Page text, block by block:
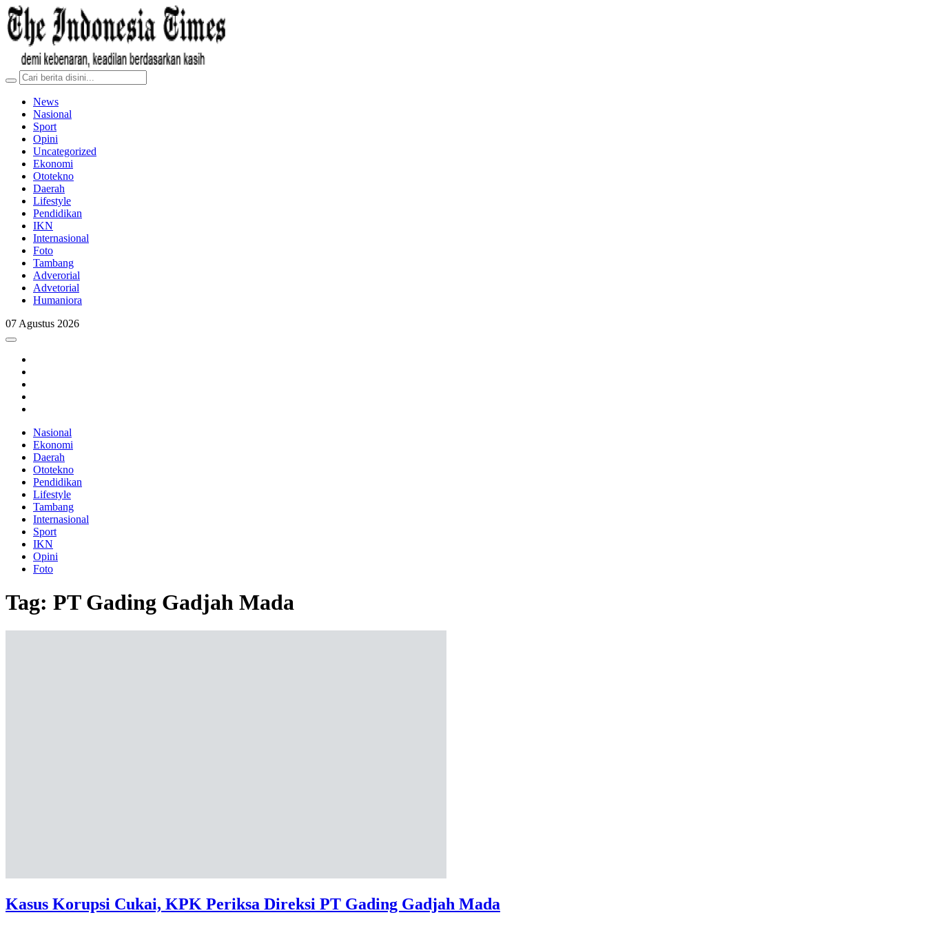
News
Nasional
Sport
Opini
Uncategorized
Ekonomi
Ototekno
Daerah
Lifestyle
Pendidikan
IKN
Internasional
Foto
Tambang
Adverorial
Advetorial
Humaniora
07 Agustus 2026
Nasional
Ekonomi
Daerah
Ototekno
Pendidikan
Lifestyle
Tambang
Internasional
Sport
IKN
Opini
Foto
Tag: PT Gading Gadjah Mada
Kasus Korupsi Cukai, KPK Periksa Direksi PT Gading Gadjah Mada